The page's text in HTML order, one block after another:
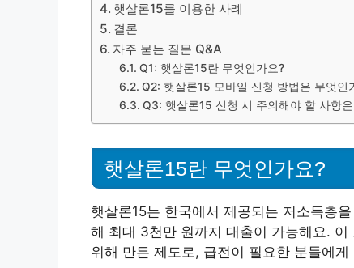
햇살론15를 이용한 사례
결론
자주 묻는 질문 Q&A
Q1: 햇살론15란 무엇인가요?
Q2: 햇살론15 모바일 신청 방법은 무엇인
Q3: 햇살론15 신청 시 주의해야 할 사항
햇살론15란 무엇인가요?
햇살론15는 한국에서 제공되는 저소득층
해 최대 3천만 원까지 대출이 가능해요.
위해 만든 제도로, 급전이 필요한 분들에